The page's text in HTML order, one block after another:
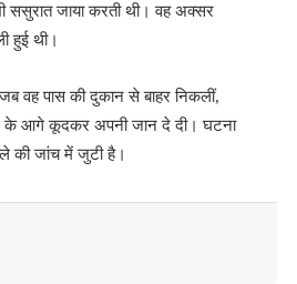
ससुरात जाया करती थी। वह अक्सर
हुई थी।
वह पास की दुकान से बाहर निकलीं,
के आगे कूदकर अपनी जान दे दी। घटना
की जांच में जुटी है।